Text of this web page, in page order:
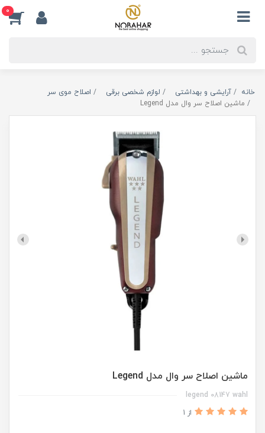
0
خانه آرایشی و بهداشتی لوازم شخصی برقی
اصلاح موی سر
ماشین اصلاح سر وال مدل Legend
ماشین اصلاح سر وال مدل Legend
legend 08147 wahl
از 1